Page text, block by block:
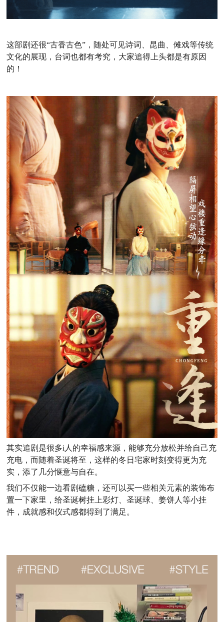
这部剧还很“古香古色”，随处可见诗词、 昆曲、傩戏等传统
文化的展现，台词也都有考究，大家追得上头都是有原因
的！
其实追剧是很多i人的幸福感来源，能够充分放松并给自己充
充电，而随着圣诞将至，这样的冬日宅家时刻变得更为充
实，添了几分惬意与自在。
我们不仅能一边看剧磕糖，还可以买一些相关元素的装饰布
置一下家里，给圣诞树挂上彩灯、圣诞球、姜饼人等小挂
件，成就感和仪式感都得到了满足。